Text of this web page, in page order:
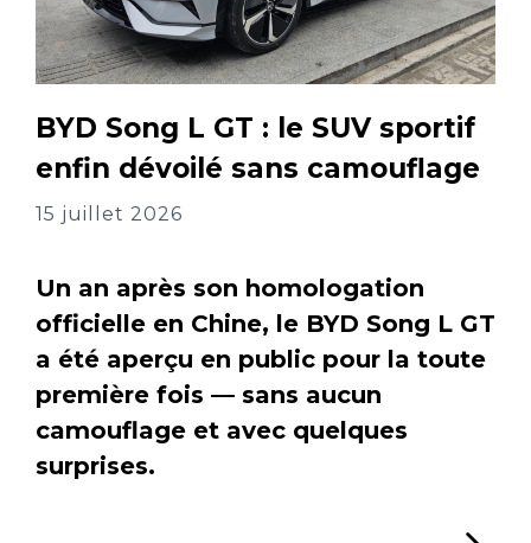
BYD Song L GT : le SUV sportif
enfin dévoilé sans camouflage
15 juillet 2026
Un an après son homologation
officielle en Chine, le BYD Song L GT
a été aperçu en public pour la toute
première fois — sans aucun
camouflage et avec quelques
surprises.